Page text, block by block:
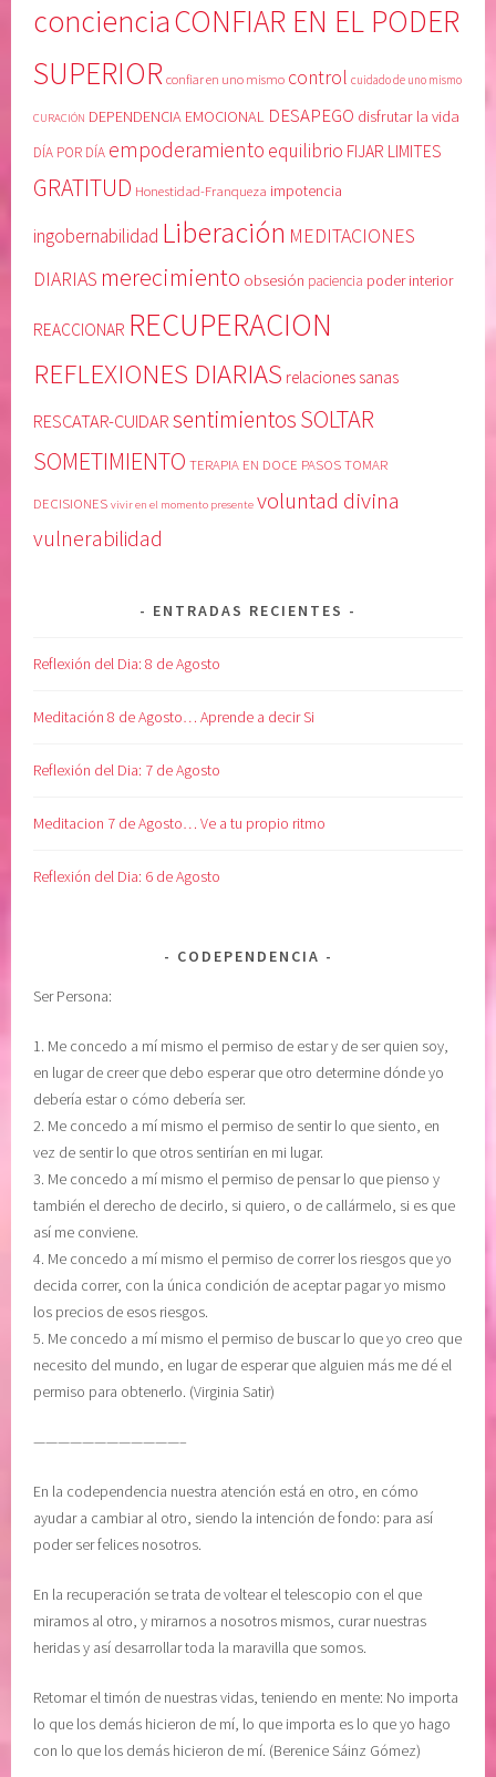
concienciaCONFIAR EN EL PODER
SUPERIOR confiar en uno mismo control cuidado de uno mismo
CURACIÓN DEPENDENCIA EMOCIONAL DESAPEGO disfrutar la vida
DÍA POR DÍA empoderamiento equilibrio FIJAR LIMITES
GRATITUD Honestidad-Franqueza impotencia
ingobernabilidad Liberación MEDITACIONES
DIARIAS merecimiento obsesión paciencia poder interior
REACCIONAR RECUPERACION
REFLEXIONES DIARIAS relaciones sanas
RESCATAR-CUIDAR sentimientosSOLTAR
SOMETIMIENTO TERAPIA EN DOCE PASOSTOMAR
DECISIONES vivir en el momento presente voluntad divina
vulnerabilidad
ENTRADAS RECIENTES
Reflexión del Dia: 8 de Agosto
Meditación 8 de Agosto… Aprende a decir Si
Reflexión del Dia: 7 de Agosto
Meditacion 7 de Agosto… Ve a tu propio ritmo
Reflexión del Dia: 6 de Agosto
CODEPENDENCIA
Ser Persona:
1. Me concedo a mí mismo el permiso de estar y de ser quien soy,
en lugar de creer que debo esperar que otro determine dónde yo
debería estar o cómo debería ser.
2. Me concedo a mí mismo el permiso de sentir lo que siento, en
vez de sentir lo que otros sentirían en mi lugar.
3. Me concedo a mí mismo el permiso de pensar lo que pienso y
también el derecho de decirlo, si quiero, o de callármelo, si es que
así me conviene.
4. Me concedo a mí mismo el permiso de correr los riesgos que yo
decida correr, con la única condición de aceptar pagar yo mismo
los precios de esos riesgos.
5. Me concedo a mí mismo el permiso de buscar lo que yo creo que
necesito del mundo, en lugar de esperar que alguien más me dé el
permiso para obtenerlo. (Virginia Satir)
————————————–
En la codependencia nuestra atención está en otro, en cómo
ayudar a cambiar al otro, siendo la intención de fondo: para así
poder ser felices nosotros.
En la recuperación se trata de voltear el telescopio con el que
miramos al otro, y mirarnos a nosotros mismos, curar nuestras
heridas y así desarrollar toda la maravilla que somos.
Retomar el timón de nuestras vidas, teniendo en mente: No importa
lo que los demás hicieron de mí, lo que importa es lo que yo hago
con lo que los demás hicieron de mí. (Berenice Sáinz Gómez)